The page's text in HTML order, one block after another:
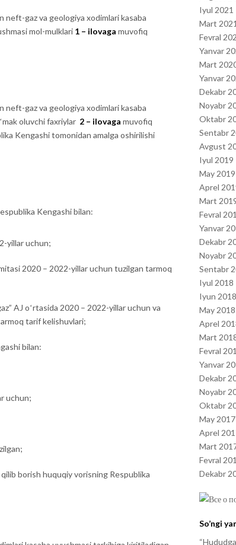
neft-gaz va geologiya xodimlari kasaba
mol-mulklari 1 – ilovaga muvofiq
neft-gaz va geologiya xodimlari kasaba
oluvchi faxriylar 2 – ilovaga muvofiq
Kengashi tomonidan amalga oshirilishi
Kengashi bilan:
yillar uchun;
2020 – 2022-yillar uchun tuzilgan tarmoq
AJ oʻrtasida 2020 – 2022-yillar uchun va
tarif kelishuvlari;
bilan:
uchun;
borish huquqiy vorisning Respublika
Iyul 2021
Mart 2021
Fevral
Yanvar
Mart
Yanvar
Dekabr
Noyabr
Oktabr
Sentabr
Avgust
Iyul 2019
May 2019
Aprel
Mart
Fevral
Yanvar
Dekabr
Noyabr
Sentabr
Iyul 2018
Iyun 2018
May 2018
Aprel
Mart
Fevral
Yanvar
Dekabr
Noyabr
Oktabr
May 2017
Aprel
Mart
Fevral
Dekabr
So’ngi